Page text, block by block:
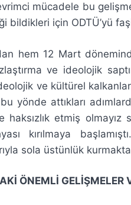
mücadele bu
bildikleri için ODTÜ’yü
hem 12 Mart
ve ideolojik
ve kültürel
bu yönde attıkları
haksızlık etmiş
kırılmaya
sola üstünlük
ÖNEMLİ GELİŞMELER